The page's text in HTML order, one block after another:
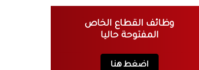
وظائف القطاع الخاص
المفتوحة حاليا
اضغط هنا